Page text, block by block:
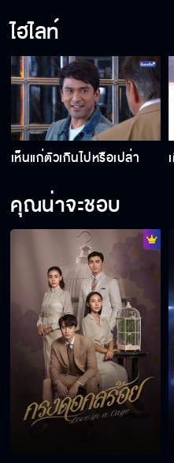
นับแกะกั
คุณพลาด
ไม่มีใค
เดี๋ยวผม
เห็นแก่
ไฮไลท์
เห็นแก่ตัวเกินไปหรือเปล่า
คุณน่าจะชอบ